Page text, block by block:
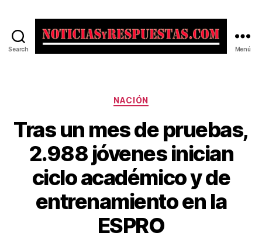
Search Menú
Categorías
NACIÓN
Tras un mes de pruebas,
2.988 jóvenes inician
ciclo académico y de
entrenamiento en la
ESPRO